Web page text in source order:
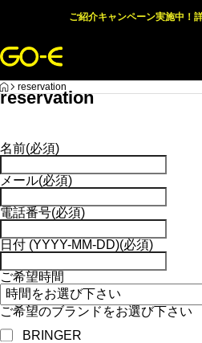
ご紹介キャンペーン実施中
HOME
reservation
reservation
名前(必須)
メール(必須)
電話番号(必須)
日付 (YYYY-MM-DD)(必須)
ご希望時間
ご希望のブランドをお選び下さい
BRINGER